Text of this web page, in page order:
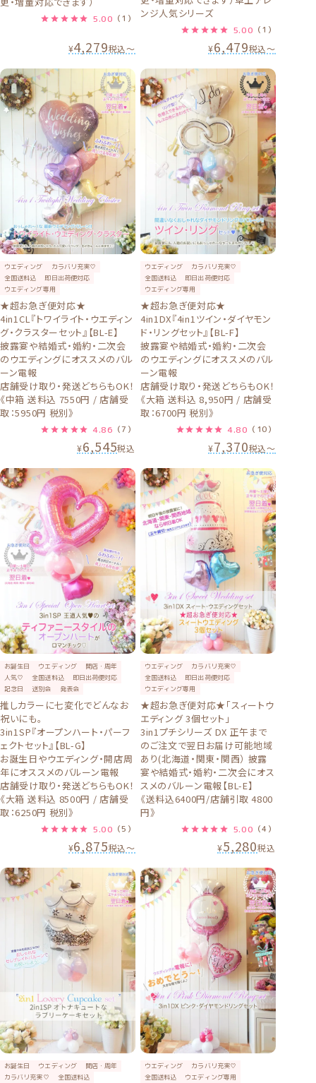
5.00 （1）
¥4,279税込〜
ンジ人気シリーズ
5.00 （1）
¥6,479税込〜
ウエディング
カラバリ充実♡
全国送料込
即日出荷便対応
ウエディング専用
★超お急ぎ便対応★
4in1CL『トワイライト・ウエディン
グ・クラスターセット』【BL-E】
披露宴や結婚式・婚約・二次会
のウエディングにオススメのバル
ーン電報
店舗受け取り・発送どちらもOK！
《中箱 送料込 7550円 / 店舗受
取：5950円 税別》
4.86 （7）
¥6,545税込
ウエディング
カラバリ充実♡
全国送料込
即日出荷便対応
ウエディング専用
★超お急ぎ便対応★
4in1DX『4in1ツイン・ダイヤモン
ド・リングセット』【BL-F】
披露宴や結婚式・婚約・二次会
のウエディングにオススメのバル
ーン電報
店舗受け取り・発送どちらもOK！
《大箱 送料込 8,950円 / 店舗受
取：6700円 税別》
4.80 （10）
¥7,370税込〜
お誕生日 ウエディング
開店・周年
人気♡
全国送料込
即日出荷便対応
記念日
送別会 発表会
推しカラーに七変化でどんなお
祝いにも。
3in1SP『オープンハート・パーフ
ェクトセット』【BL-G】
お誕生日やウエディング・開店周
年にオススメのバルーン電報
店舗受け取り・発送どちらもOK！
《大箱 送料込 8500円 / 店舗受
取：6250円 税別》
5.00 （5）
¥6,875税込〜
ウエディング
カラバリ充実♡
全国送料込
即日出荷便対応
ウエディング専用
★超お急ぎ便対応★「スィートウ
エディング 3個セット」
3in1プチシリーズ DX 正午まで
のご注文で翌日お届け可能地域
あり(北海道・関東・関西） 披露
宴や結婚式・婚約・二次会にオス
スメのバルーン電報【BL-E】
《送料込6400円/店舗引取 4800
円》
5.00 （4）
¥5,280税込
お誕生日 ウエディング
開店・周年
カラバリ充実♡
全国送料込
ウエディング
カラバリ充実♡
全国送料込
ウエディング専用